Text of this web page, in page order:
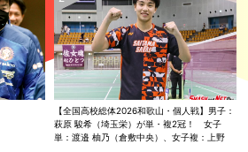
【全国高校総体2026和歌山・個人戦】男子：
萩原 駿希（埼玉栄）が単・複2冠！ 女子
単：渡邉 柚乃（倉敷中央）、女子複：上野